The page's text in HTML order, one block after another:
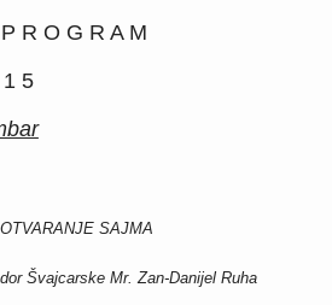
O G R A M
1 5
SAJMA
Švajcarske Mr. Zan-Danijel Ruha